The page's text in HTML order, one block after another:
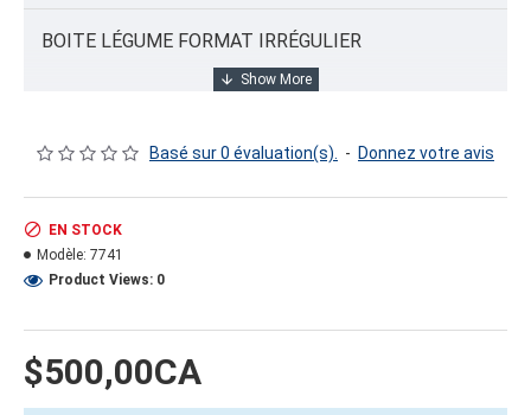
BOITE LÉGUME FORMAT IRRÉGULIER
INFORMATION PRODUIT
FORMAT DU PRODUIT
Dimension: 0
Poids: 0.00
Volume cubique: 0.00 pieds cubes
Basé sur 0 évaluation(s). - Donnez votre avis
$500,00CA
EN STOCK
Modèle: 7741
Product Views: 0